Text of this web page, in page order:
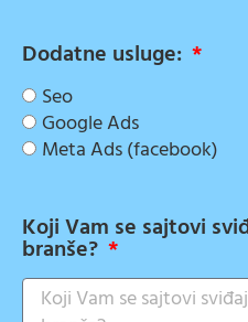
Dodatne usluge:
Seo
Google Ads
Meta Ads (facebook)
Koji Vam se sajtovi
branše?